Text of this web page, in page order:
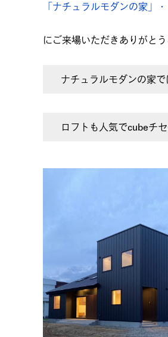
「ナチュラルモダンの家」
にご来場いただきありがと
ナチュラルモダンの家
ロフトも人気でcubeチ